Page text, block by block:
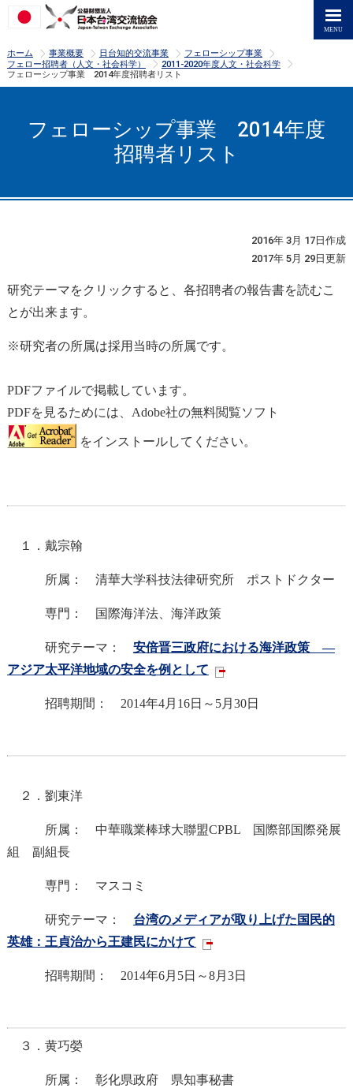
ホーム >
事業概要 >
日台知的交流事業 >
フェローシップ事業
フェロー招聘者（人文・社会科学）
>
2011-2020年度人文・社会科学
フェローシップ事業 2014年度招聘者リスト
フェローシップ事業 2014年度
招聘者リスト
2016年 3月 17日作成
2017年 5月 29日更新
研究テーマをクリックすると、各招聘者の報告書を読むこ
とが出来ます。
※研究者の所属は採用当時の所属です。
PDFファイルで掲載しています。
PDFを見るためには、Adobe社の無料閲覧ソフト
をインストールしてください。
１．戴宗翰
所属： 清華大学科技法律研究所 ポストドクター
専門： 国際海洋法、海洋政策
研究テーマ： 安倍晋三政府における海洋政策 ―
アジア太平洋地域の安全を例として
招聘期間： 2014年4月16日～5月30日
２．劉東洋
所属： 中華職業棒球大聯盟CPBL 国際部国際発展
組 副組長
専門： マスコミ
研究テーマ： 台湾のメディアが取り上げた国民的
英雄：王貞治から王建民にかけて
招聘期間： 2014年6月5日～8月3日
３．黄巧嫈
所属： 彰化県政府 県知事秘書